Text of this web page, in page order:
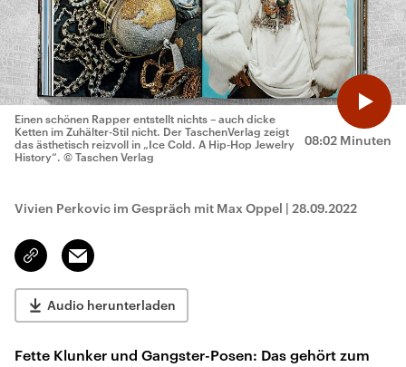
08:02 Minuten
Einen schönen Rapper entstellt nichts – auch dicke
Ketten im Zuhälter-Stil nicht. Der TaschenVerlag zeigt
das ästhetisch reizvoll in „Ice Cold. A Hip-Hop Jewelry
History“. © Taschen Verlag
Vivien Perkovic im Gespräch mit Max Oppel | 28.09.2022
Link
kopieren/teilen
Email
Audio herunterladen
Fette Klunker und Gangster-Posen: Das gehört zum